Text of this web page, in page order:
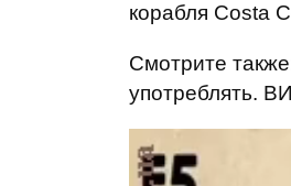
корабля Costa
Смотрите
употреблять.